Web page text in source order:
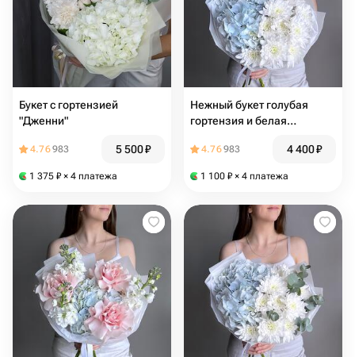
Букет с гортензией
"Дженни"
4.76983 5 500₽
1 375 ₽ × 4 платежа
Нежный букет голубая
гортензия и белая
4.76983 4 400₽
1 100 ₽ × 4 платежа